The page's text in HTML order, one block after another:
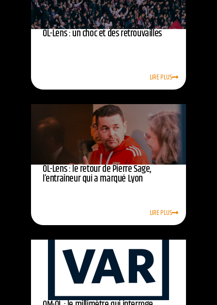
OL-Lens : un choc et des retrouvailles
LIRE PLUS
OL-Lens : le retour de Pierre Sage,
l’entraîneur qui a marqué Lyon
LIRE PLUS